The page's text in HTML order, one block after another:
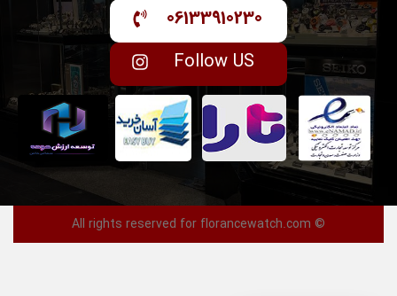
06133910230
Follow US
© All rights reserved for florancewatch.com